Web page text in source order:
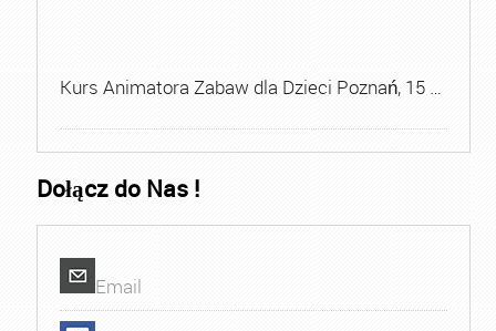
Kurs Animatora Zabaw dla Dzieci Poznań, 15 …
Dołącz do Nas !
Email